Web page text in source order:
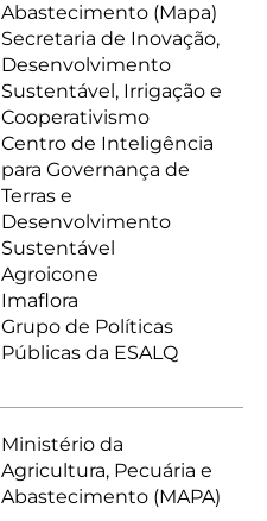
Abastecimento (Mapa)
Secretaria de Inovação,
Desenvolvimento
Sustentável, Irrigação e
Cooperativismo
Centro de Inteligência
para Governança de
Terras e
Desenvolvimento
Sustentável
Agroicone
Imaflora
Grupo de Políticas
Públicas da ESALQ
Ministério da
Agricultura, Pecuária e
Abastecimento (MAPA)